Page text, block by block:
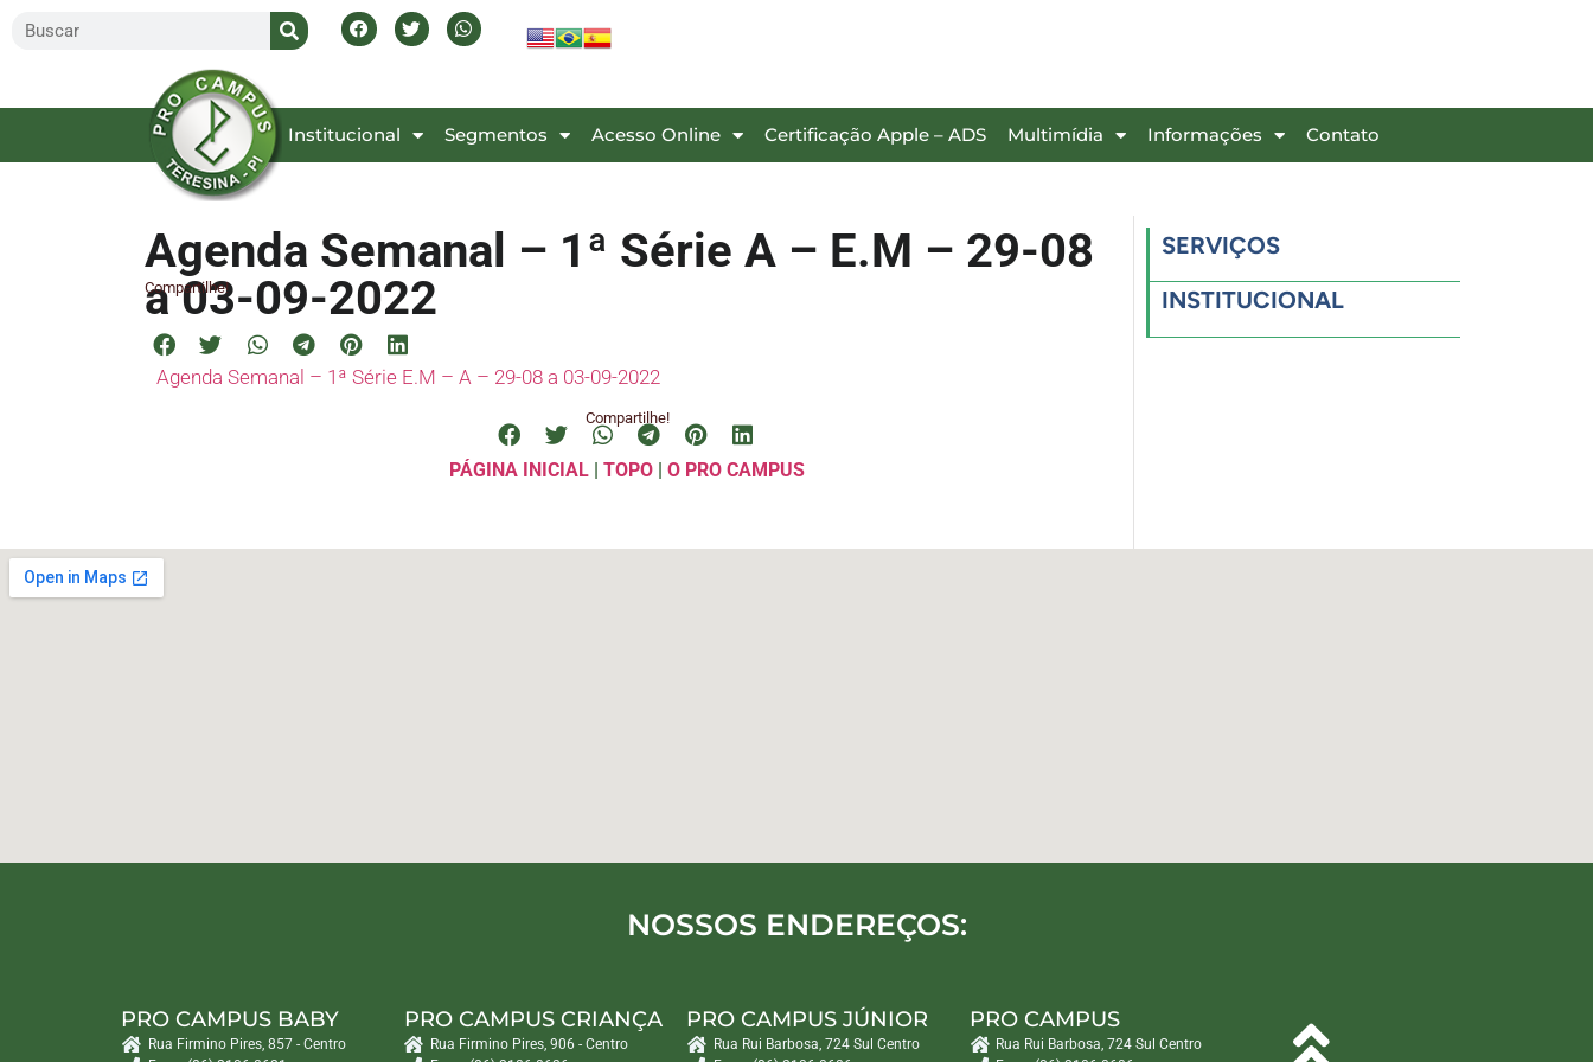
Inicial Institucional Segmentos Acesso Online Certificação Apple – ADS Multimídia Informações Contato
Agenda Semanal – 1ª Série A – E.M – 29-08
a 03-09-2022
Compartilhe!
Agenda Semanal – 1ª Série E.M – A – 29-08 a 03-09-2022
Compartilhe!
PÁGINA INICIAL | TOPO | O PRO CAMPUS
SERVIÇOS
INSTITUCIONAL
NOSSOS ENDEREÇOS:
PRO CAMPUS BABY
Rua Firmino Pires, 857 - Centro
PRO CAMPUS CRIANÇA
Rua Firmino Pires, 906 - Centro
PRO CAMPUS JÚNIOR
Rua Rui Barbosa, 724 Sul Centro
PRO CAMPUS
Rua Rui Barbosa, 724 Sul Centro